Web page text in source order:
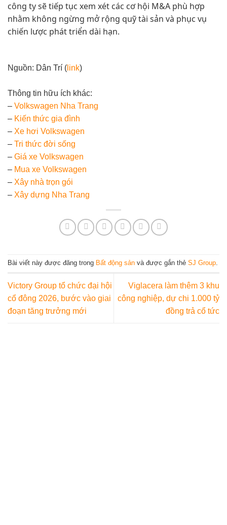
công ty sẽ tiếp tục xem xét các cơ hội M&A phù hợp
nhằm không ngừng mở rộng quỹ tài sản và phục vụ
chiến lược phát triển dài hạn.
Nguồn: Dân Trí ( link)
Thông tin hữu ích khác:
– Volkswagen Nha Trang
– Kiến thức gia đình
– Xe hơi Volkswagen
– Tri thức đời sống
– Giá xe Volkswagen
– Mua xe Volkswagen
– Xây nhà trọn gói
– Xây dựng Nha Trang
Bài viết này được đăng trong Bất động sản và được gắn thẻ SJ Group.
Victory Group tổ chức đại hội
cổ đông 2026, bước vào giai
đoạn tăng trưởng mới
Viglacera làm thêm 3 khu
công nghiệp, dự chi 1.000 tỷ
đồng trả cổ tức